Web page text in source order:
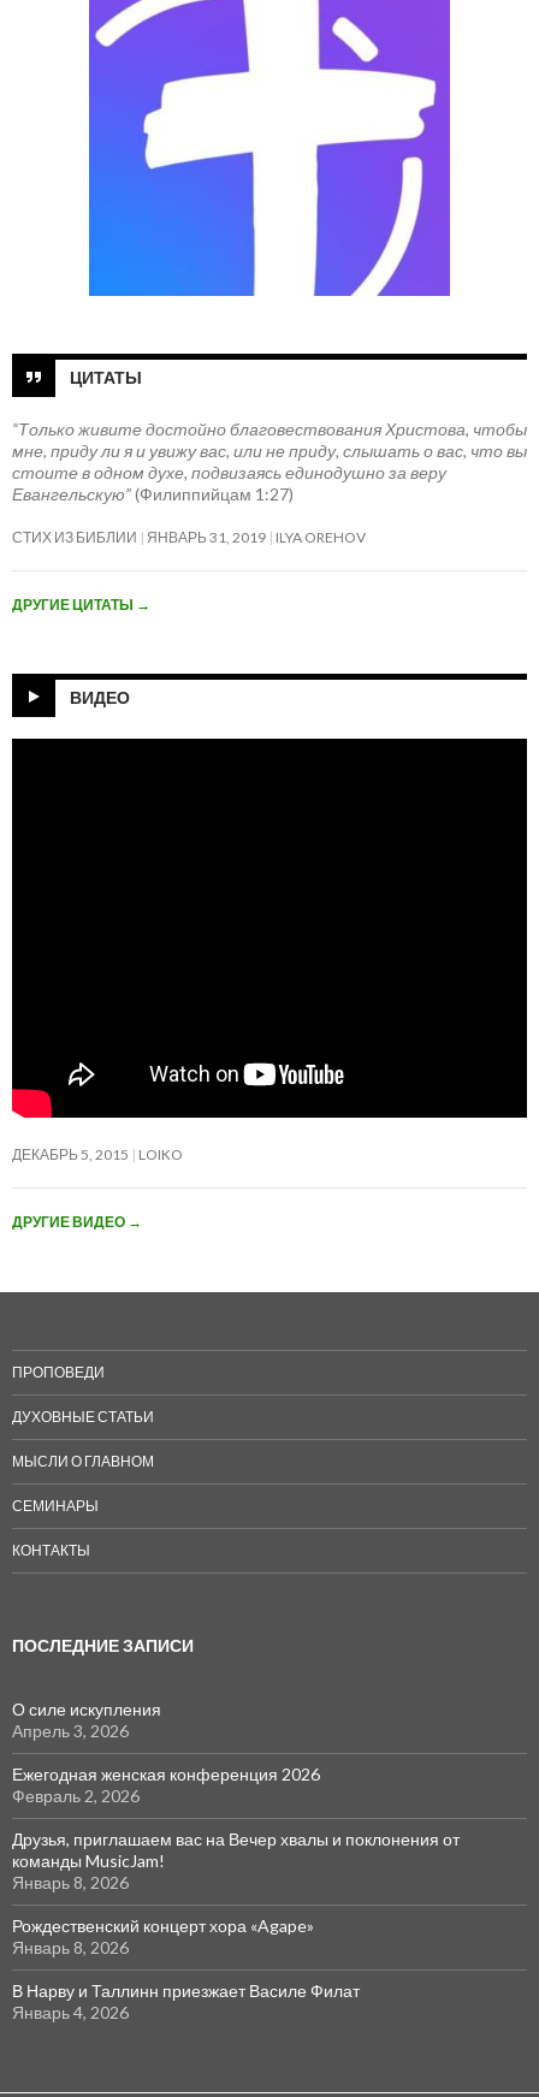
ЦИТАТЫ
“Только живите достойно благовествования Христова, чтобы
мне, приду ли я и увижу вас, или не приду, слышать о вас, что вы
стоите в одном духе, подвизаясь единодушно за веру
Евангельскую”(Филиппийцам 1:27)
СТИХ ИЗ БИБЛИИ ЯНВАРЬ 31, 2019 ILYA OREHOV
ДРУГИЕ ЦИТАТЫ →
ВИДЕО
ДЕКАБРЬ 5, 2015 LOIKO
ДРУГИЕ ВИДЕО →
ПРОПОВЕДИ
ДУХОВНЫЕ СТАТЬИ
МЫСЛИ О ГЛАВНОМ
СЕМИНАРЫ
КОНТАКТЫ
ПОСЛЕДНИЕ ЗАПИСИ
О силе искупления
Апрель 3, 2026
Ежегодная женская конференция 2026
Февраль 2, 2026
Друзья, приглашаем вас на Вечер хвалы и поклонения от
команды MusicJam!
Январь 8, 2026
Рождественский концерт хора «Agape»
Январь 8, 2026
В Нарву и Таллинн приезжает Василе Филат
Январь 4, 2026